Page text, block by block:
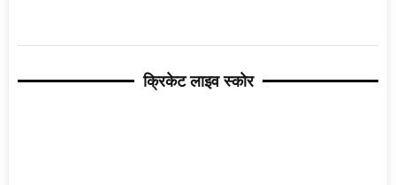
क्रिकेट लाइव स्कोर